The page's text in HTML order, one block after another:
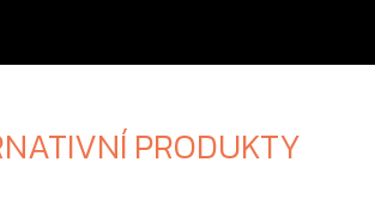
PRODUKTY